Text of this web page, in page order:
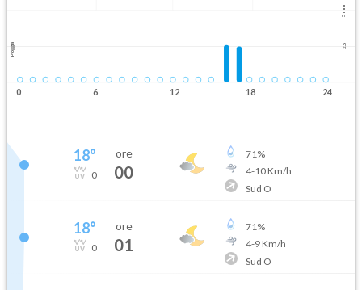
5 mm
2.5
Pioggia
0 6 12 18 24
18°
0
ore
00
71%
4-10Km/h
Sud O
18°
0
ore
01
71%
4-9Km/h
Sud O